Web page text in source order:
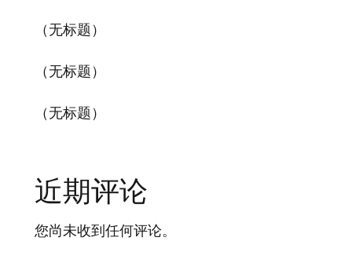
（无标题）
（无标题）
（无标题）
近期评论
您尚未收到任何评论。